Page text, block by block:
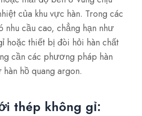
của khu vực hàn. Trong các
nhu cầu cao, chẳng hạn như
hoặc thiết bị đòi hỏi hàn chất
cần các phương pháp hàn
hồ quang argon.
thép không gỉ: